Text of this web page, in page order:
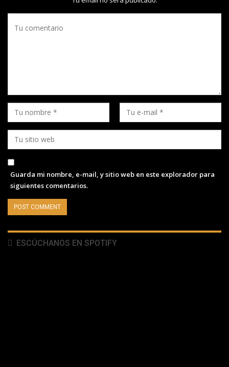
Guarda mi nombre, e-mail, y sitio web en este explorador para
siguientes comentarios.
ESCÚCHANOS EN SPOTIFY